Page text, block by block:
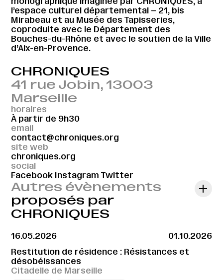
l’espace culturel départemental – 21, bis
Mirabeau et au Musée des Tapisseries,
coproduite avec le Département des
Bouches-du-Rhône et avec le soutien de la Ville
d’Aix-en-Provence.
CHRONIQUES
41 rue Jobin, 13003
Marseille
horaires
À partir de 9h30
email
contact@chroniques.org
site web
chroniques.org
social
Facebook Instagram Twitter
Autres évènements
proposés par
CHRONIQUES
16.05.2026
01.10.2026
Restitution de résidence : Résistances et
désobéissances
Citadelle de Marseille